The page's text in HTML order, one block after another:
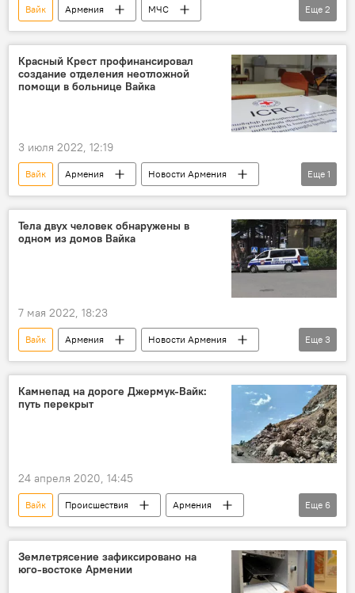
Вайк Армения
МЧС
происшествие
Новости Армения
Еще 2
Красный Крест профинансировал
создание отделения неотложной
помощи в больнице Вайка
3 июля 2022, 12:19
Вайк Армения
Новости Армения
красный крест
Еще 1
Тела двух человек обнаружены в
одном из домов Вайка
7 мая 2022, 18:23
Вайк Армения
Новости Армения
Общество
тело дом
Еще 3
Камнепад на дороге Джермук-Вайк:
путь перекрыт
24 апреля 2020, 14:45
Вайк Происшествия
Армения
Общество
камнепад
Джермук
Новости Армения
Происшествия и инциденты в Армении
Еще 6
Землетрясение зафиксировано на
юго-востоке Армении